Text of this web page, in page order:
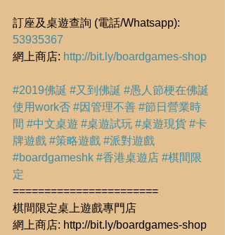
訂座及桌遊查詢 (電話/Whatsapp):
53935367
網上商店: http://bit.ly/boardgames-shop
#2019佛誕 #又到佛誕 #愚人節梗在佛誕
使用work否 #因管理不善 #節日營業時
間 #中文桌遊 #桌遊試玩 #桌遊現貨 #卡
牌遊戲 #策略遊戲 #派對遊戲
#boardgameshk #香港桌遊店 #棋間限
定
=======================
棋間限定桌上遊戲專門店
網上商店: http://bit.ly/boardgames-shop